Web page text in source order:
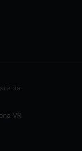
da
VR